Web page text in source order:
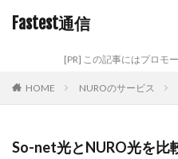
Fastest通信
[PR] この記事にはプロモ
HOME NUROのサービス
So-net光とNURO光を比